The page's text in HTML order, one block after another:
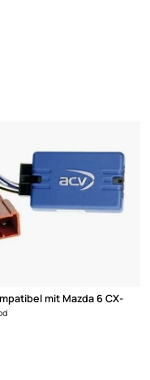
kompatibel mit Mazda 6